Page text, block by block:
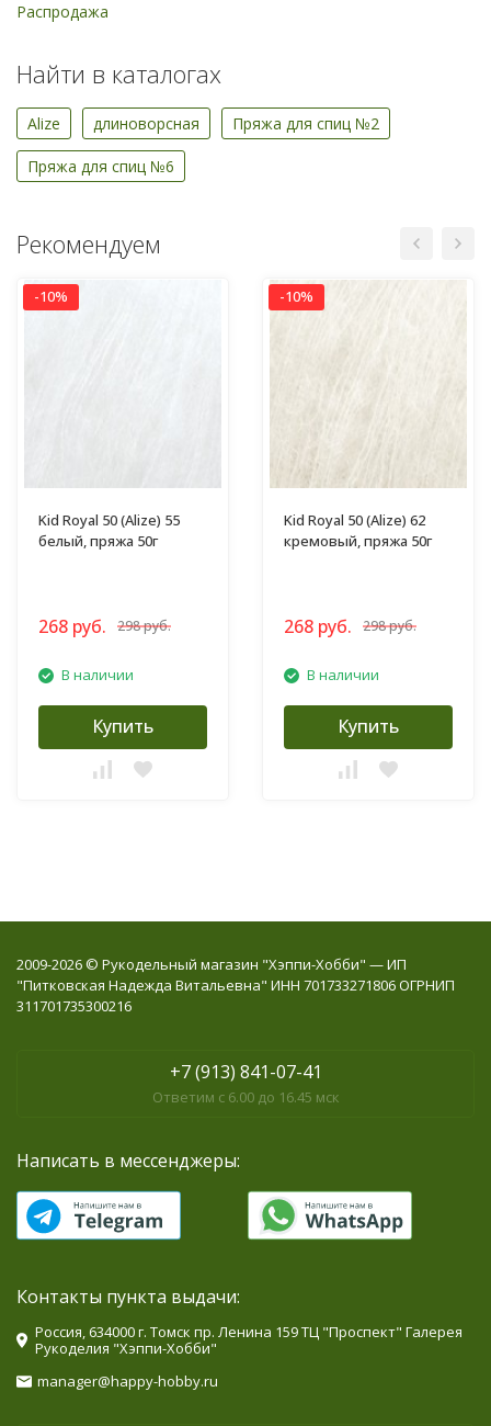
Распродажа
Найти в каталогах
Alize длиноворсная Пряжа для спиц №2
Пряжа для спиц №6
Рекомендуем
-10%
Kid Royal 50 (Alize) 55
белый, пряжа 50г
268 руб. 298 руб.
В наличии
Купить
-10%
Kid Royal 50 (Alize) 62
кремовый, пряжа 50г
268 руб. 298 руб.
В наличии
Купить
2009-2026 © Рукодельный магазин "Хэппи-Хобби" — ИП
"Питковская Надежда Витальевна" ИНН 701733271806 ОГРНИП
311701735300216
+7 (913) 841-07-41
Ответим с 6.00 до 16.45 мск
Написать в мессенджеры:
Контакты пункта выдачи:
Россия, 634000 г. Томск пр. Ленина 159 ТЦ "Проспект" Галерея
Рукоделия "Хэппи-Хобби"
manager@happy-hobby.ru